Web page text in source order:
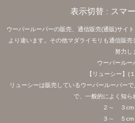
表示切替 : スマ
ウーパールーパーの販売、通信販売(通販)サイ
より違います。その他マダライモリも通信販
努力し
ウーパールー
【リューシー】(
リューシーは販売しているウーパールーパー
で、一般的によく知ら
２～ ３cm
３～ ５cm